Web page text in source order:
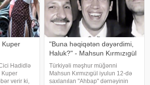
Kuper
Hadidlə
Kuper
verir ki,
"Buna həqiqətən dəyərdimi,
Haluk?" - Mahsun Kırmızıgül
Türkiyəli məşhur müğənni
Mahsun Kırmızıgül iyulun 12-də
saxlanılan "Ahbap" dərnəyinin